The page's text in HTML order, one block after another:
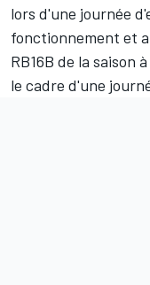
lors d'une journée
fonctionnement et
RB16B de la saison
le cadre d'une